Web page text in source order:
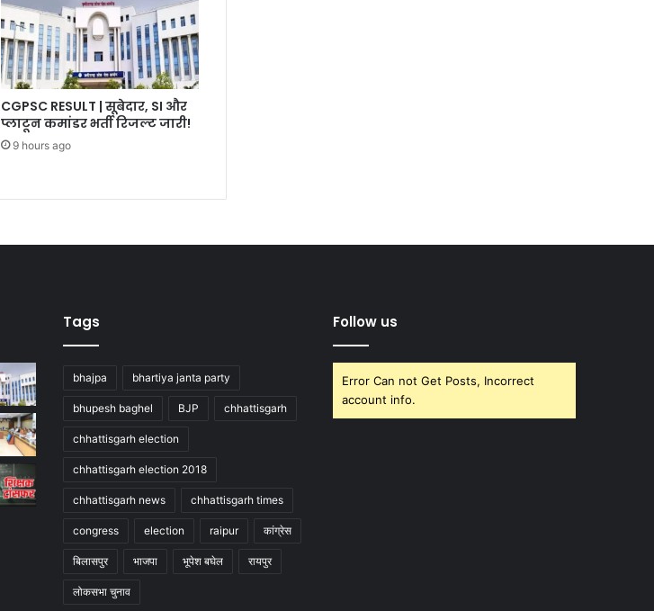
CGPSC RESULT | सूबेदार, SI और
प्लाटून कमांडर भर्ती रिजल्ट जारी!
9 hours ago
Tags
bhajpa bhartiya janta party
bhupesh baghel BJP chhattisgarh
chhattisgarh election
chhattisgarh election 2018
chhattisgarh news chhattisgarh times
congress election raipur कांग्रेस
बिलासपुर भाजपा भूपेश बघेल रायपुर
लोकसभा चुनाव
Follow us
Error Can not Get Posts, Incorrect
account info.